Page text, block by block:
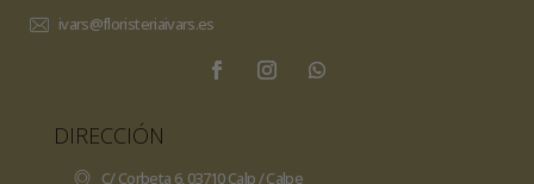
ivars@floristeriaivars.es
DIRECCIÓN
C/ Corbeta 6, 03710 Calp / Calpe